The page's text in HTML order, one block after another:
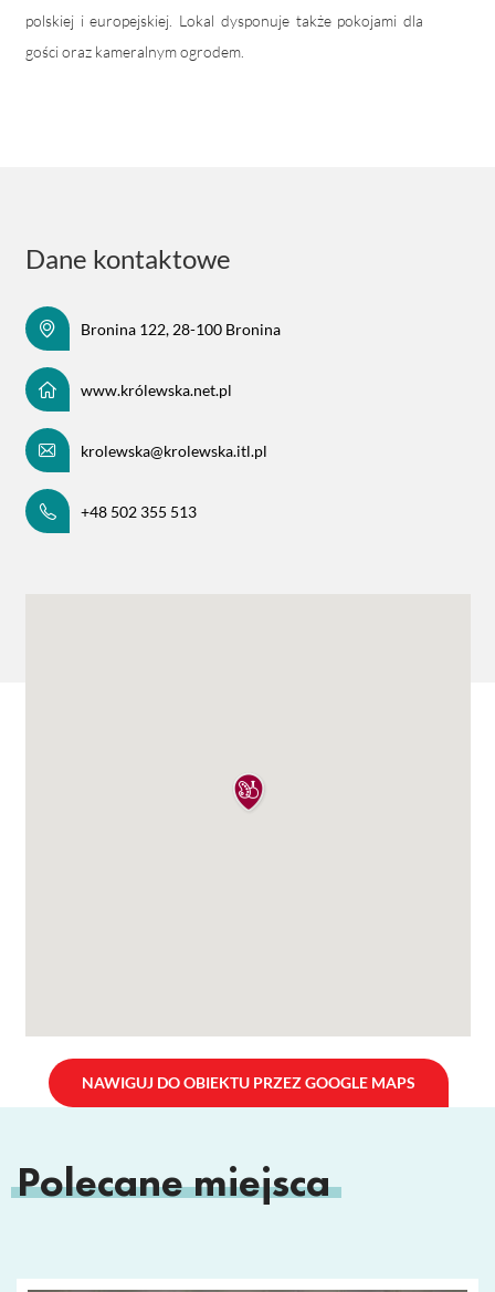
polskiej i europejskiej. Lokal dysponuje także pokojami dla
gości oraz kameralnym ogrodem.
Dane kontaktowe
Bronina 122, 28-100 Bronina
www.królewska.net.pl
krolewska@krolewska.itl.pl
+48 502 355 513
NAWIGUJ DO OBIEKTU PRZEZ GOOGLE MAPS
Polecane miejsca